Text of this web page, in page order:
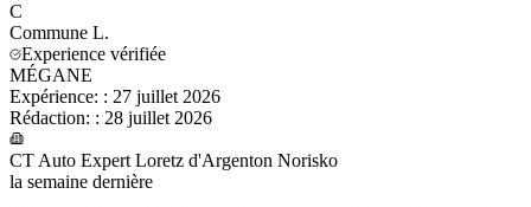
C
Commune L.
Experience vérifiée
MÉGANE
Expérience: : 27 juillet 2026
Rédaction: : 28 juillet 2026
CT Auto Expert Loretz d'Argenton Norisko
la semaine dernière